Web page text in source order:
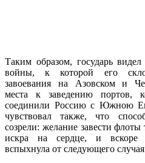
Таким образом, государь видел
войны, к которой его
завоевания на Азовском и
места к заведению портов,
соединили Россию с Южною
чувствовал также, что
созрели: желание завести флоты
искра на сердце, и вскоре
вспыхнула от следующего